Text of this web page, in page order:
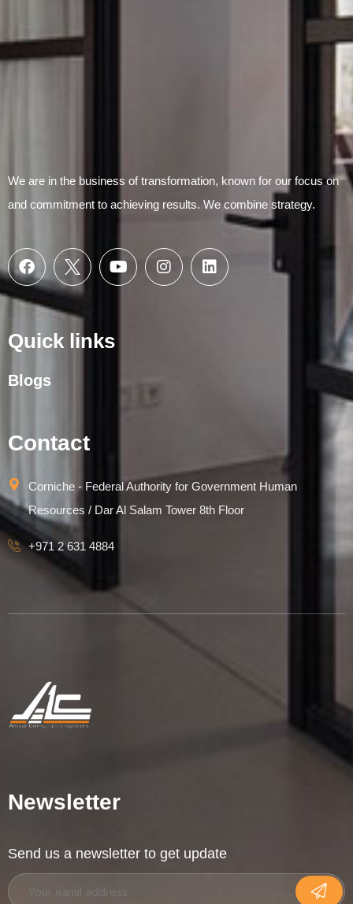
We are in the business of transformation, known for our focus on
and commitment to achieving results. We combine strategy.
Quick links
Blogs
Contact
Corniche - Federal Authority for Government Human
Resources / Dar Al Salam Tower 8th Floor
+971 2 631 4884
Newsletter
Send us a newsletter to get update